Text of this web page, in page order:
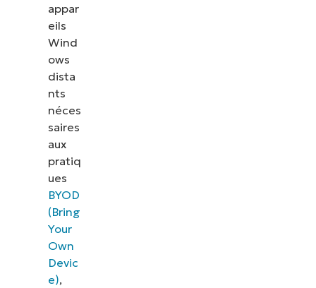
appar
eils
Wind
ows
dista
nts
néces
saires
aux
pratiq
ues
BYOD
(Bring
Your
Own
Devic
e),